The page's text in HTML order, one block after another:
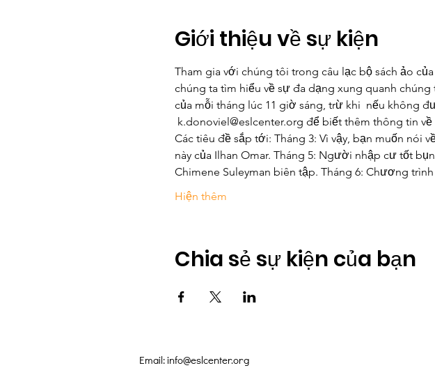
Giới thiệu về sự kiện
Tham gia với chúng tôi trong câu lạc bộ sách ảo
chúng ta tìm hiểu về sự đa dạng xung quanh
của mỗi tháng lúc 11 giờ sáng, trừ khi  nếu không
k.donoviel@eslcenter.org để biết thêm thông tin về
Các tiêu đề sắp tới: Tháng 3: Vì vậy, bạn muốn nói
này của Ilhan Omar. Tháng 5: Người nhập cư tốt
Chimene Suleyman biên tập. Tháng 6: Chương
Hiện thêm
Chia sẻ sự kiện của bạn
Email:info@eslcenter.org